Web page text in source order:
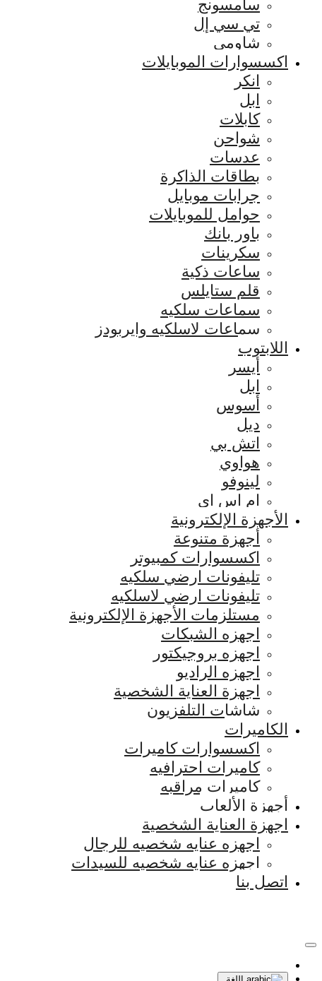
سامسونج
تي سي إل
شاومي
اكسسوارات الموبايلات
انكر
ابل
كابلات
شواحن
عدسات
بطاقات الذاكرة
جرابات موبايل
حوامل للموبايلات
باور بانك
سكرينات
ساعات ذكية
قلم ستايلس
سماعات سلكيه
سماعات لاسلكيه وايربودز
اللابتوب
أيسر
ابل
أسوس
ديل
اتش بي
هواوي
لينوفو
ام اس اي
الأجهزة الإلكترونية
أجهزة متنوعة
اكسسوارات كمبيوتر
تليفونات ارضي سلكيه
تليفونات ارضي لاسلكيه
مستلزمات الأجهزة الإلكترونية
اجهزه الشبكات
اجهزه بروجيكتور
اجهزه الراديو
اجهزة العناية الشخصية
شاشات التلفزيون
الكاميرات
اكسسوارات كاميرات
كاميرات احترافيه
كاميرات مراقبه
أجهزة الألعاب
اجهزة العناية الشخصية
اجهزه عنايه شخصيه للرجال
اجهزه عنايه شخصيه للسيدات
اتصل بنا